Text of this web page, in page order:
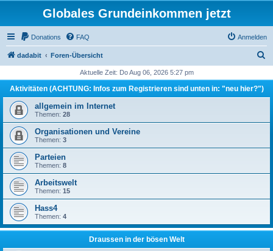
Globales Grundeinkommen jetzt
Donations FAQ Anmelden
dadabit Foren-Übersicht
h
Aktuelle Zeit: Do Aug 06, 2026 5:27 pm
Aktivitäten (ACHTUNG: Infos zum Registrieren sind unten in: "neu hier?")
allgemein im Internet
Themen: 28
Organisationen und Vereine
Themen: 3
Parteien
Themen: 8
Arbeitswelt
Themen: 15
Hass4
Themen: 4
Draussen in der bösen Welt